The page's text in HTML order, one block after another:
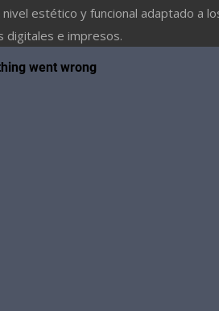
nivel estético y funcional adaptado a
digitales e impresos.